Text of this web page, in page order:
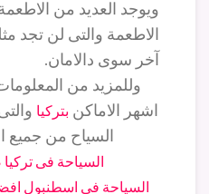
ويوجد العديد من
الاطعمة والتى لن تجد
آخر سوى دالامان.
وللمزيد من
اشهر الاماكن بتركيا
السياح من جميع
السياحة فى تركيا